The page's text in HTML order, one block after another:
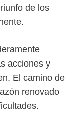
de los
acciones y
El camino de
renovado